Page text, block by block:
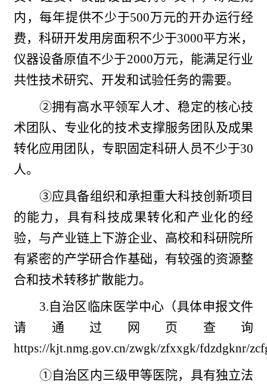
内，每年提供不少于500万元的开办运行经
费，科研开发用房面积不少于3000平方米，
仪器设备原值不少于2000万元，能满足行业
共性技术研究、开发和试验任务的需要。
②拥有高水平领军人才、稳定的核心技
术团队、专业化的技术支撑服务团队及成果
转化应用团队，专职固定科研人员不少于30
人。
③应具备组织和承担重大科技创新项目
的能力，具有科技成果转化和产业化的经
验，与产业链上下游企业、高校和科研院所
有紧密的产学研合作基础，有较强的资源整
合和技术转移扩散能力。
3.自治区临床医学中心（具体申报文件
请通过网页查询
https://kjt.nmg.gov.cn/zwgk/zfxxgk/fdzdgknr/
①自治区内三级甲等医院，具有独立法